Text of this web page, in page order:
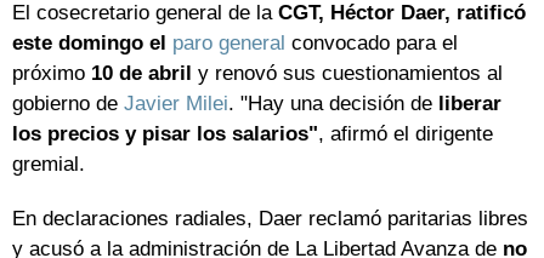
El cosecretario general de la CGT, Héctor Daer, ratificó
este domingo el paro general convocado para el
próximo 10 de abril y renovó sus cuestionamientos al
gobierno de Javier Milei. "Hay una decisión de liberar
los precios y pisar los salarios", afirmó el dirigente
gremial.
En declaraciones radiales, Daer reclamó paritarias libres
y acusó a la administración de La Libertad Avanza de no